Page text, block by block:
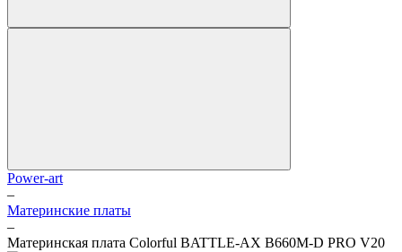
Power-art
–
Материнские платы
–
Материнская плата Colorful BATTLE-AX B660M-D PRO V20